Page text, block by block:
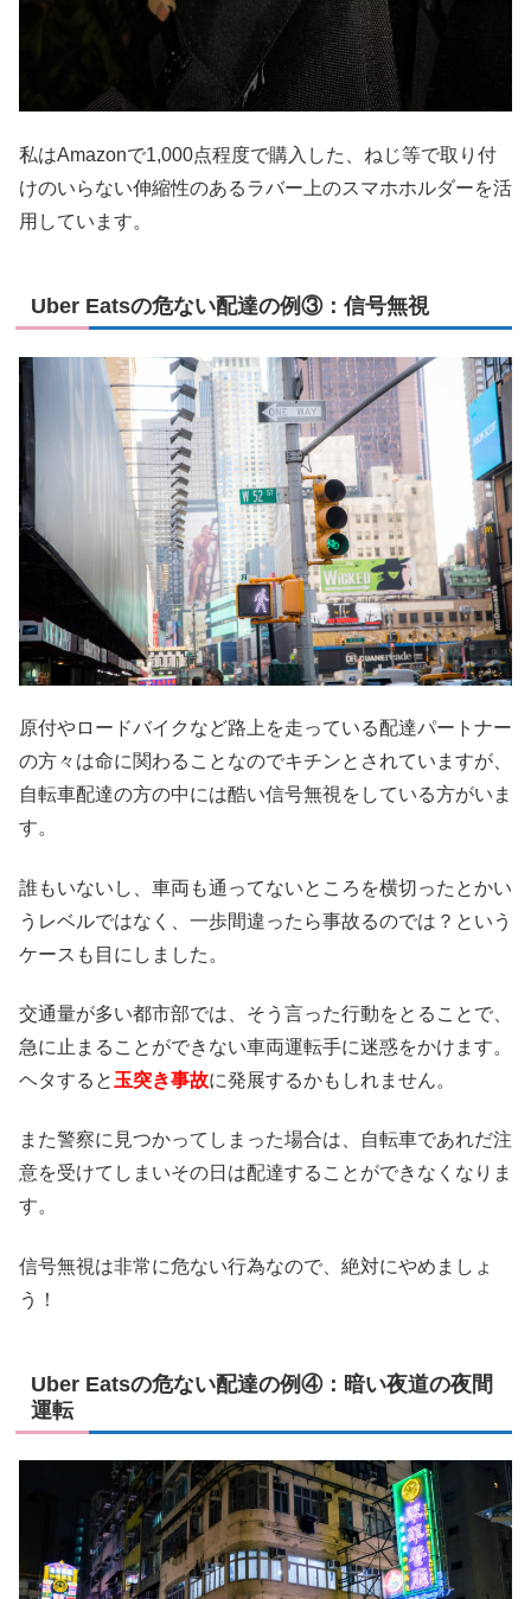
私はAmazonで1,000点程度で購入した、ねじ等で取り付
けのいらない伸縮性のあるラバー上のスマホホルダーを活
用しています。
Uber Eatsの危ない配達の例③：信号無視
原付やロードバイクなど路上を走っている配達パートナー
の方々は命に関わることなのでキチンとされていますが、
自転車配達の方の中には酷い信号無視をしている方がいま
す。
誰もいないし、車両も通ってないところを横切ったとかい
うレベルではなく、一歩間違ったら事故るのでは？という
ケースも目にしました。
交通量が多い都市部では、そう言った行動をとることで、
急に止まることができない車両運転手に迷惑をかけます。
ヘタすると 玉突き事故に発展するかもしれません。
また警察に見つかってしまった場合は、自転車であれだ注
意を受けてしまいその日は配達することができなくなりま
す。
信号無視は非常に危ない行為なので、絶対にやめましょ
う！
Uber Eatsの危ない配達の例④：暗い夜道の夜間
運転